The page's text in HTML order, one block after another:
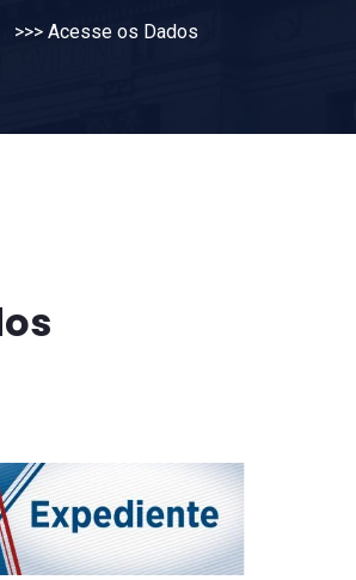
>>> Acesse os Dados